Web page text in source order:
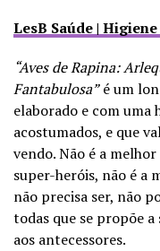
LesB Saúde |
“Aves de Rapina:
Fantabulosa”é um
elaborado e com
acostumados, e que
vendo. Não é a
super-heróis, não é a
não precisa ser, não
todas que se propõe
aos antecessores.